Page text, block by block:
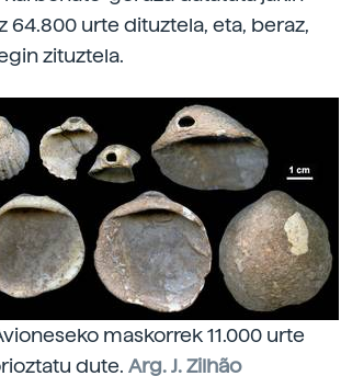
64.800 urte dituztela, eta, beraz,
zituztela.
maskorrek 11.000 urte
dute. Arg. J. Zilhão